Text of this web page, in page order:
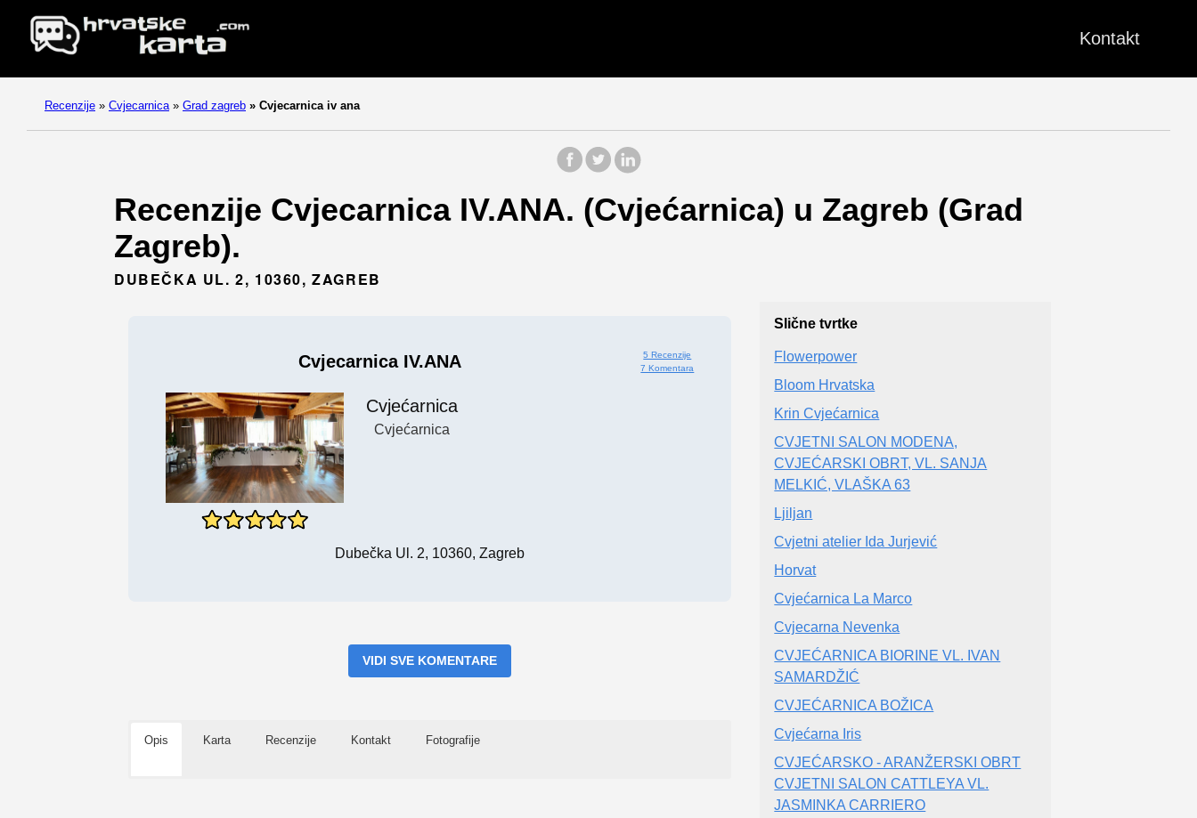
Kontakt
Recenzije » Cvjecarnica » Grad zagreb » Cvjecarnica iv ana
Recenzije Cvjecarnica IV.ANA. (Cvjećarnica) u Zagreb (Grad
Zagreb).
DUBEČKA UL. 2, 10360, ZAGREB
Cvjecarnica IV.ANA
5 Recenzije
7 Komentara
Cvjećarnica
Cvjećarnica
Dubečka Ul. 2, 10360, Zagreb
VIDI SVE KOMENTARE
Opis Karta Recenzije Kontakt Fotografije
Slične tvrtke
Flowerpower
Bloom Hrvatska
Krin Cvjećarnica
CVJETNI SALON MODENA,
CVJEĆARSKI OBRT, VL. SANJA
MELKIĆ, VLAŠKA 63
Ljiljan
Cvjetni atelier Ida Jurjević
Horvat
Cvjećarnica La Marco
Cvjecarna Nevenka
CVJEĆARNICA BIORINE VL. IVAN
SAMARDŽIĆ
CVJEĆARNICA BOŽICA
Cvjećarna Iris
CVJEĆARSKO - ARANŽERSKI OBRT
CVJETNI SALON CATTLEYA VL.
JASMINKA CARRIERO